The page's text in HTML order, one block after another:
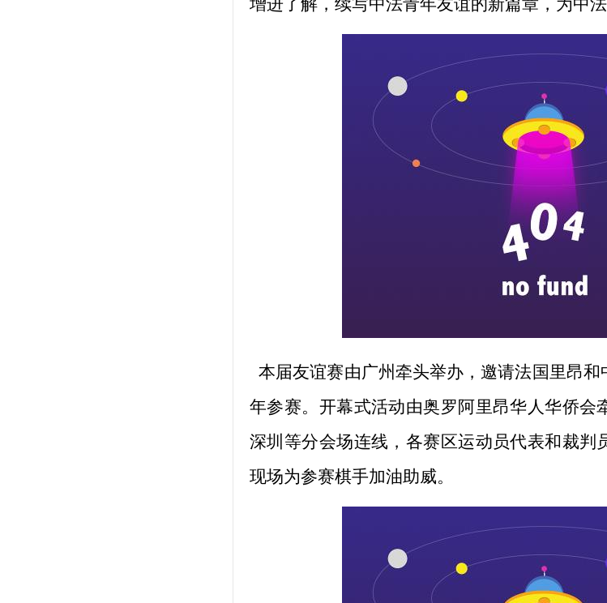
增进了解，续写中法青年友谊的新篇章，为中法
本届友谊赛由广州牵头举办，邀请法国里昂
年参赛。开幕式活动由奥罗阿里昂华人华侨会
深圳等分会场连线，各赛区运动员代表和裁判
现场为参赛棋手加油助威。